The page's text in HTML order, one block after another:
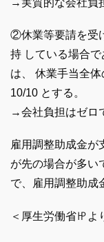
→実質的な会社負
②休業等要請を受
持 している場合
は、 休業手当全
10/10 とする。
→会社負担はゼロ
雇用調整助成金が
が先の場合が多い
で、雇用調整助成
＜厚生労働省㏋よ